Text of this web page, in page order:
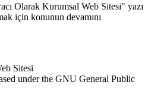
Olarak Kurumsal Web Sitesi" yazı
için konunun devamını
Sitesi
under the GNU General Public